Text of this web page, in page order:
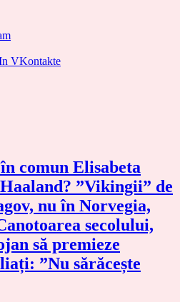
VKontakte
comun Elisabeta
”Vikingii” de
nu în Norvegia,
secolului,
să premieze
”Nu sărăcește